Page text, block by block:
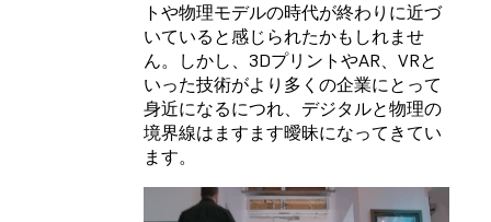
トや物理モデルの時代が終わりに近づ
いていると感じられたかもしれませ
ん。しかし、3DプリントやAR、VRと
いった技術がより多くの企業にとって
身近になるにつれ、デジタルと物理の
境界線はますます曖昧になってきてい
ます。